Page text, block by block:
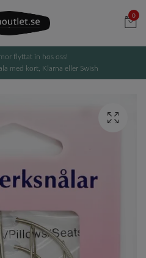
0
flyttat in hos oss!
med kort, Klarna eller Swish